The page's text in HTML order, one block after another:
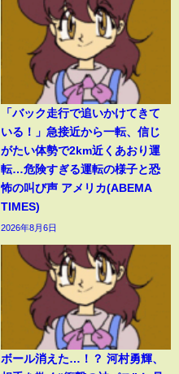
「バック走行で追いかけてきて
いる！」急接近から一転、信じ
がたい体勢で2km近くあおり運
転…危険すぎる運転の様子と恐
怖の叫び声 アメリカ(ABEMA
TIMES)
2026年8月6日
ボール消えた…！？ 河村勇輝、